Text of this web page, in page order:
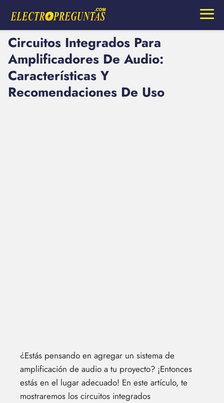
Circuitos Integrados Para
Amplificadores De Audio:
Características Y
Recomendaciones De Uso
¿Estás pensando en agregar un sistema de
amplificación de audio a tu proyecto? ¡Entonces
estás en el lugar adecuado! En este artículo, te
mostraremos los circuitos integrados